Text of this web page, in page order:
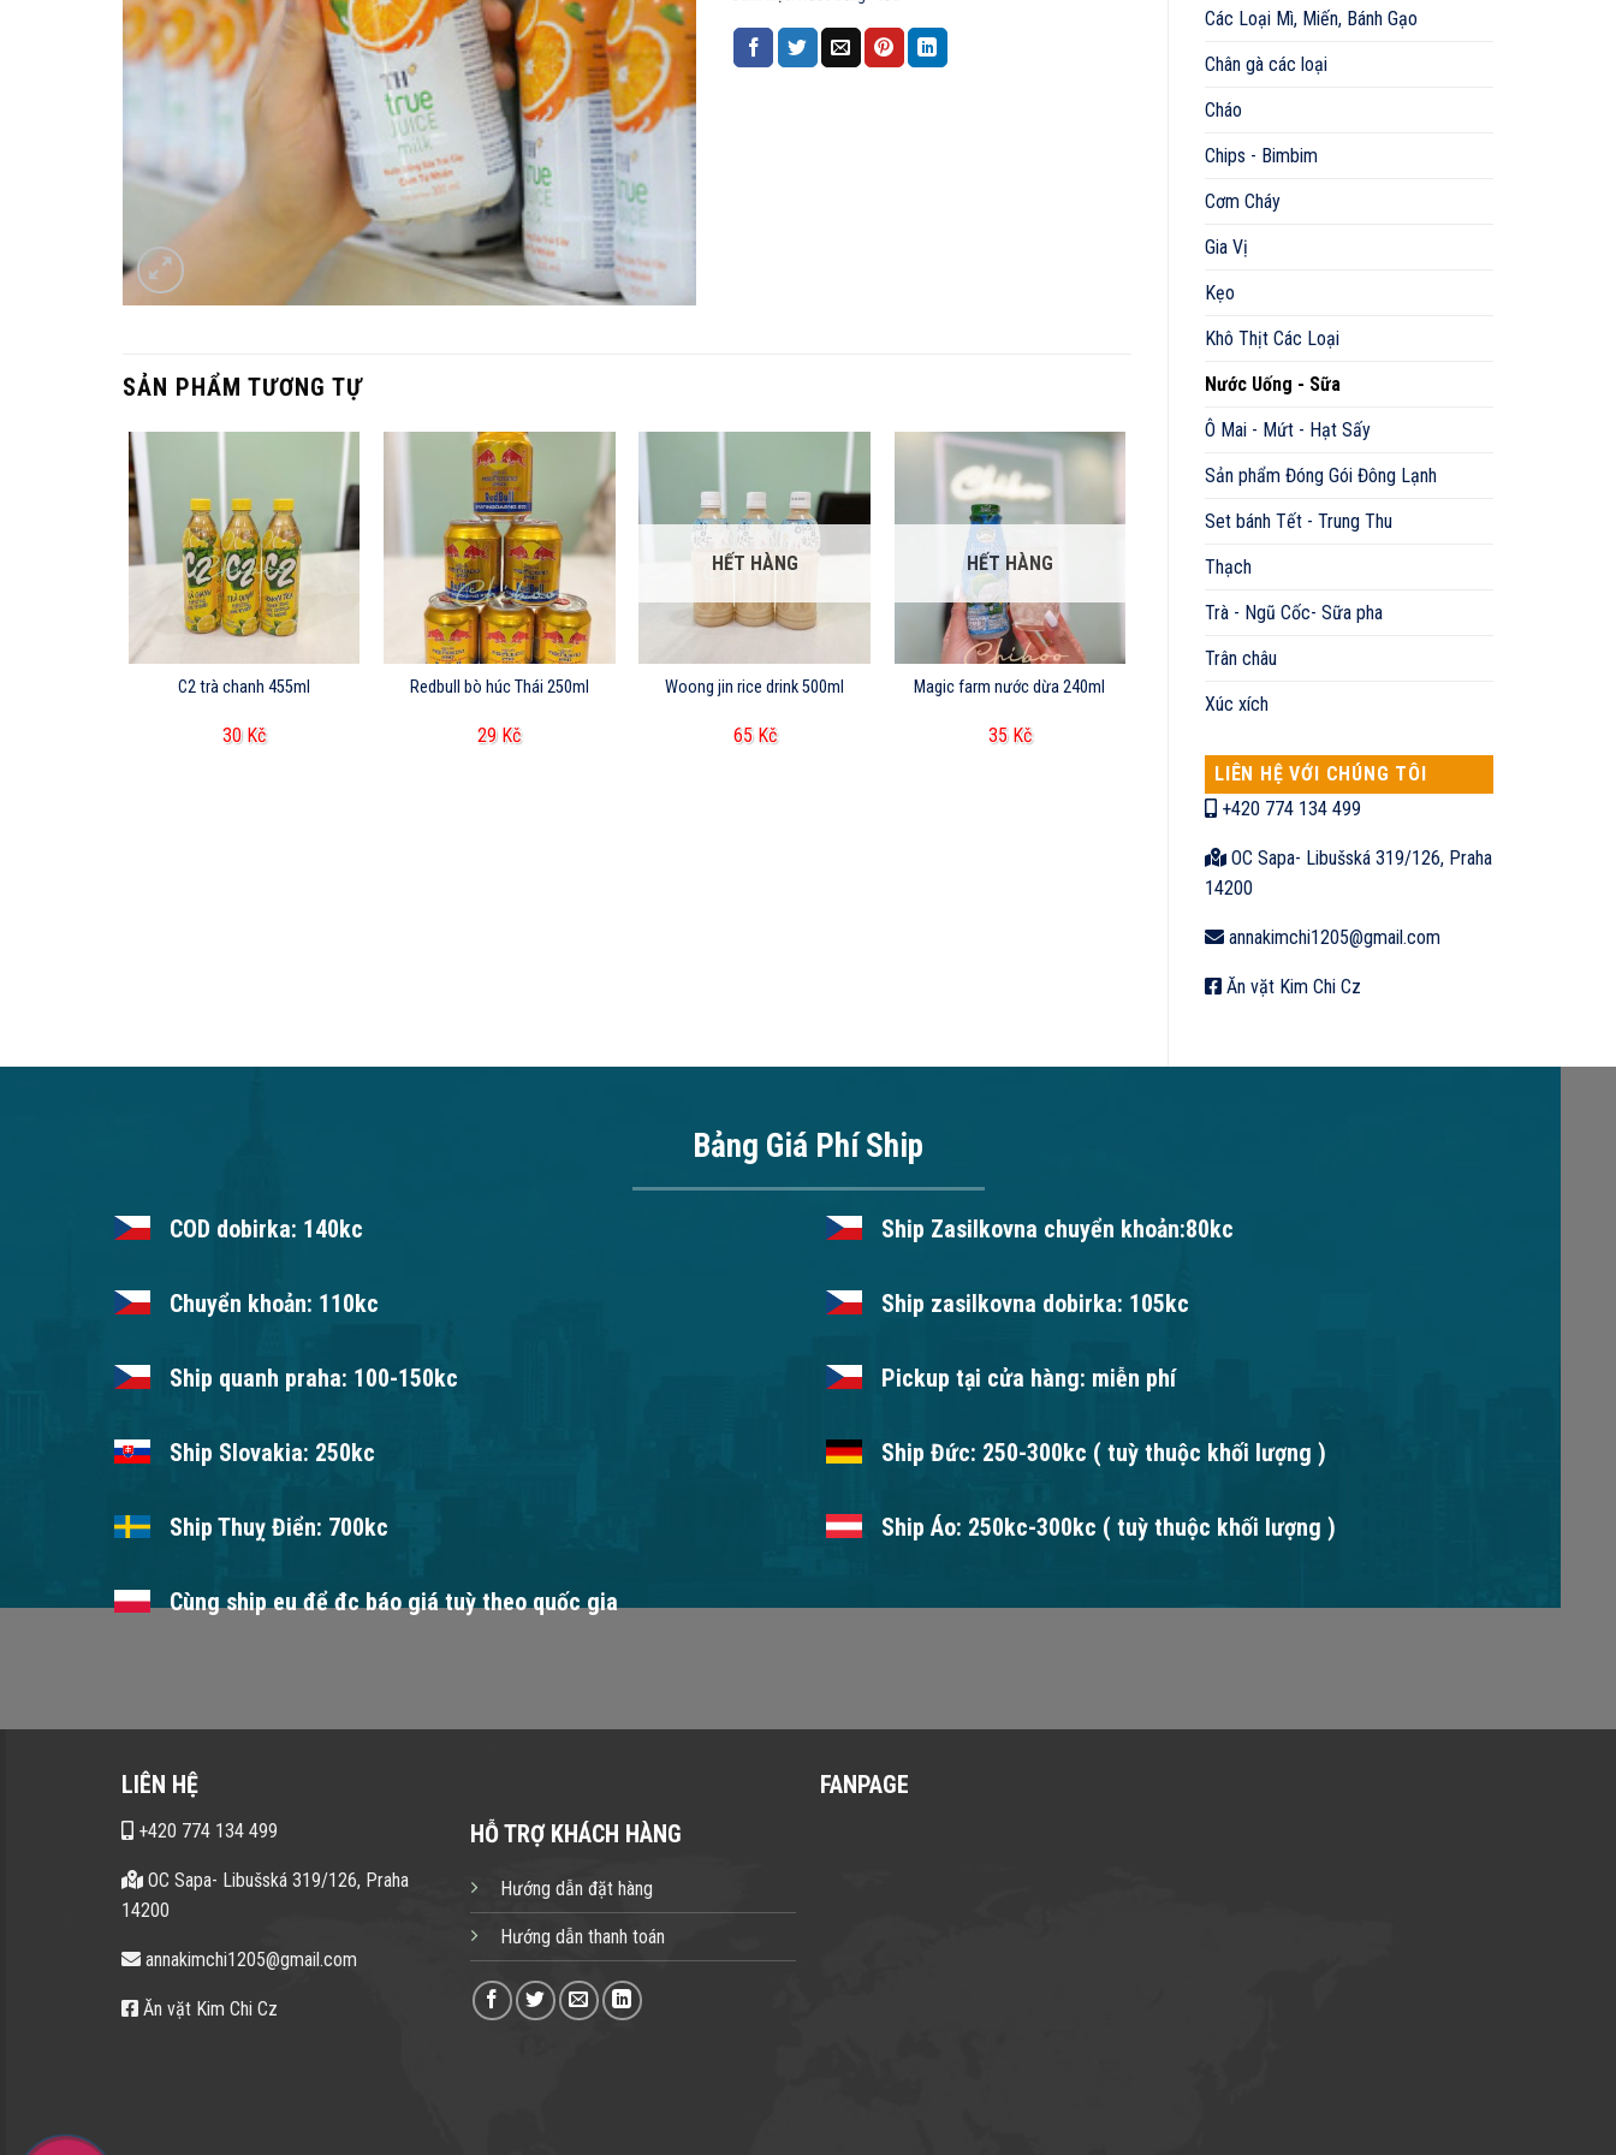
Các Loại Mì, Miến, Bánh Gạo
Chân gà các loại
Cháo
Chips - Bimbim
Cơm Cháy
Gia Vị
Kẹo
Khô Thịt Các Loại
Nước Uống - Sữa
Ô Mai - Mứt - Hạt Sấy
Sản phẩm Đóng Gói Đông Lạnh
Set bánh Tết - Trung Thu
Thạch
Trà - Ngũ Cốc- Sữa pha
Trân châu
Xúc xích
LIÊN HỆ VỚI CHÚNG TÔI
+420 774 134 499
OC Sapa- Libušská 319/126, Praha
14200
annakimchi1205@gmail.com
Ăn vặt Kim Chi Cz
SẢN PHẨM TƯƠNG TỰ
C2 trà chanh 455ml
30 Kč
Redbull bò húc Thái 250ml
29 Kč
HẾT HÀNG
Woong jin rice drink 500ml
65 Kč
HẾT HÀNG
Magic farm nước dừa 240ml
35 Kč
Bảng Giá Phí Ship
COD dobirka: 140kc Ship Zasilkovna chuyển khoản:80kc
Chuyển khoản: 110kc Ship zasilkovna dobirka: 105kc
Ship quanh praha: 100-150kc Pickup tại cửa hàng: miễn phí
Ship Slovakia: 250kc Ship Đức: 250-300kc ( tuỳ thuộc khối lượng )
Ship Thuỵ Điển: 700kc Ship Áo: 250kc-300kc ( tuỳ thuộc khối lượng )
Cùng ship eu để đc báo giá tuỳ theo quốc gia
LIÊN HỆ
+420 774 134 499
OC Sapa- Libušská 319/126, Praha
14200
annakimchi1205@gmail.com
Ăn vặt Kim Chi Cz
HỖ TRỢ KHÁCH HÀNG
Hướng dẫn đặt hàng
Hướng dẫn thanh toán
FANPAGE